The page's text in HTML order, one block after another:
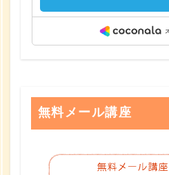
無料メール講座